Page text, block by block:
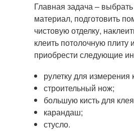
Главная задача –
материал, подготовить
чистовую отделку,
клеить потолочную плиту
приобрести следующие
рулетку для измерения
строительный нож;
большую кисть для
карандаш;
стусло.